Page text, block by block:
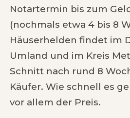
Notartermin bis zum
(nochmals etwa 4 bis 8
Häuserhelden findet im
Umland und im Kreis
Schnitt nach rund 8
Käufer. Wie schnell es
vor allem der Preis.